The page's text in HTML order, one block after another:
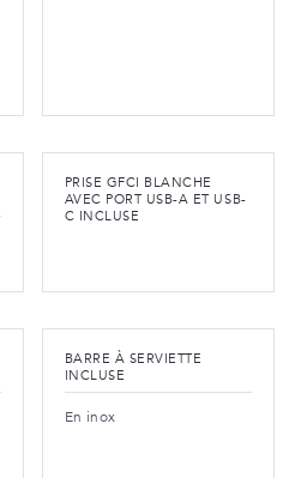
PRISE GFCI BLANCHE
AVEC PORT USB-A ET USB-
C INCLUSE
BARRE À SERVIETTE
INCLUSE
En inox